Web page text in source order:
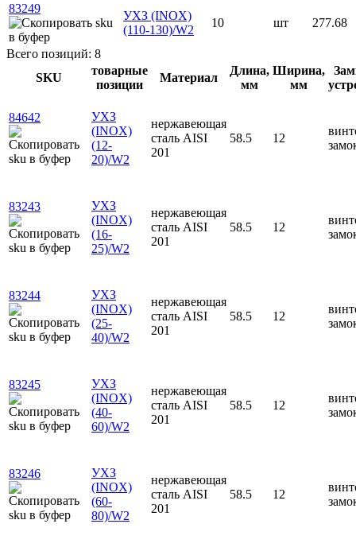
83249
УХЗ (INOX)
(110-130)/W2
10 шт 277.68
Всего позиций: 8
SKU
товарные
позиции
Материал
Длина,
мм
Ширина,
мм
84642
УХЗ
(INOX)
(12-
20)/W2
нержавеющая
сталь AISI
201
58.5 12
83243
УХЗ
(INOX)
(16-
25)/W2
нержавеющая
сталь AISI
201
58.5 12
83244
УХЗ
(INOX)
(25-
40)/W2
нержавеющая
сталь AISI
201
58.5 12
83245
УХЗ
(INOX)
(40-
60)/W2
нержавеющая
сталь AISI
201
58.5 12
83246
УХЗ
(INOX)
(60-
80)/W2
нержавеющая
сталь AISI
201
58.5 12